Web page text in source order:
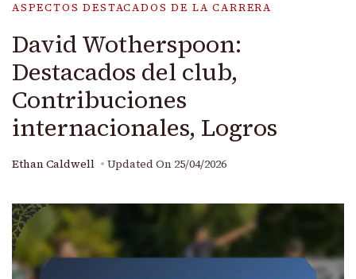
ASPECTOS DESTACADOS DE LA CARRERA
David Wotherspoon:
Destacados del club,
Contribuciones
internacionales, Logros
Ethan Caldwell Updated On 25/04/2026